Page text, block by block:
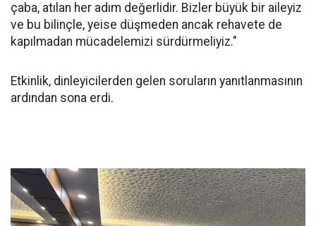
çaba, atılan her adım değerlidir. Bizler büyük bir aileyiz
ve bu bilinçle, yeise düşmeden ancak rehavete de
kapılmadan mücadelemizi sürdürmeliyiz."
Etkinlik, dinleyicilerden gelen soruların yanıtlanmasının
ardından sona erdi.